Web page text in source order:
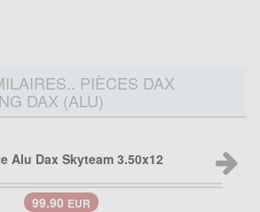
PIÈCES DAX
DAX (ALU)
99.90 EUR